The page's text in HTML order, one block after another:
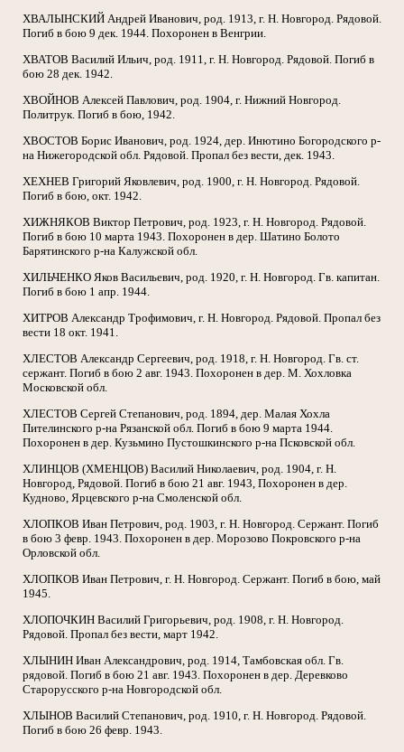
ХВАЛЫНСКИЙ Андрей Иванович, род. 1913, г. Н. Новгород. Рядовой.
Погиб в бою 9 дек. 1944. Похоронен в Венгрии.
ХВАТОВ Василий Ильич, род. 1911, г. Н. Новгород. Рядовой. Погиб в
бою 28 дек. 1942.
ХВОЙНОВ Алексей Павлович, род. 1904, г. Нижний Новгород.
Политрук. Погиб в бою, 1942.
ХВОСТОВ Борис Иванович, род. 1924, дер. Инютино Богородского р-
на Нижегородской обл. Рядовой. Пропал без вести, дек. 1943.
ХЕХНЕВ Григорий Яковлевич, род. 1900, г. Н. Новгород. Рядовой.
Погиб в бою, окт. 1942.
ХИЖНЯКОВ Виктор Петрович, род. 1923, г. Н. Новгород. Рядовой.
Погиб в бою 10 марта 1943. Похоронен в дер. Шатино Болото
Барятинского р-на Калужской обл.
ХИЛЬЧЕНКО Яков Васильевич, род. 1920, г. Н. Новгород. Гв. капитан.
Погиб в бою 1 апр. 1944.
ХИТРОВ Александр Трофимович, г. Н. Новгород. Рядовой. Пропал без
вести 18 окт. 1941.
ХЛЕСТОВ Александр Сергеевич, род. 1918, г. Н. Новгород. Гв. ст.
сержант. Погиб в бою 2 авг. 1943. Похоронен в дер. М. Хохловка
Московской обл.
ХЛЕСТОВ Сергей Степанович, род. 1894, дер. Малая Хохла
Пителинского р-на Рязанской обл. Погиб в бою 9 марта 1944.
Похоронен в дер. Кузьмино Пустошкинского р-на Псковской обл.
ХЛИНЦОВ (ХМЕНЦОВ) Василий Николаевич, род. 1904, г. Н.
Новгород, Рядовой. Погиб в бою 21 авг. 1943, Похоронен в дер.
Кудново, Ярцевского р-на Смоленской обл.
ХЛОПКОВ Иван Петрович, род. 1903, г. Н. Новгород. Сержант. Погиб
в бою 3 февр. 1943. Похоронен в дер. Морозово Покровского р-на
Орловской обл.
ХЛОПКОВ Иван Петрович, г. Н. Новгород. Сержант. Погиб в бою, май
1945.
ХЛОПОЧКИН Василий Григорьевич, род. 1908, г. Н. Новгород.
Рядовой. Пропал без вести, март 1942.
ХЛЫНИН Иван Александрович, род. 1914, Тамбовская обл. Гв.
рядовой. Погиб в бою 21 авг. 1943. Похоронен в дер. Деревково
Старорусского р-на Новгородской обл.
ХЛЫНОВ Василий Степанович, род. 1910, г. Н. Новгород. Рядовой.
Погиб в бою 26 февр. 1943.